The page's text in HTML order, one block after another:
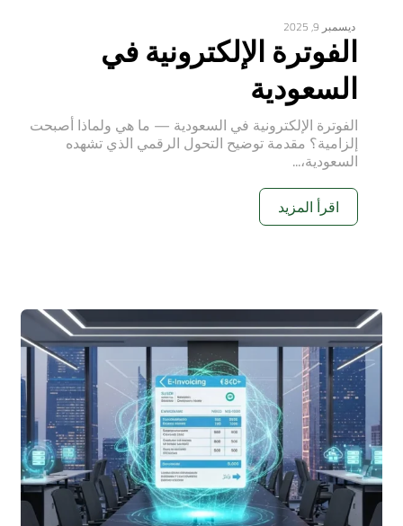
ديسمبر 9, 2025
الفوترة الإلكترونية في
السعودية
الفوترة الإلكترونية في السعودية — ما هي ولماذا أصبحت
إلزامية؟ مقدمة توضيح التحول الرقمي الذي تشهده
السعودية،...
اقرأ المزيد